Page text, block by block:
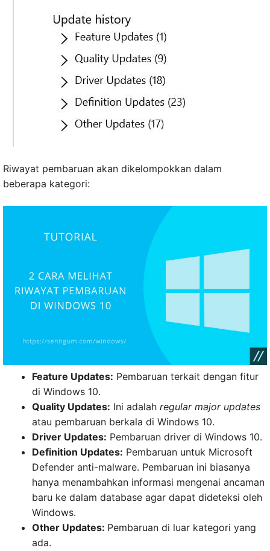
Riwayat pembaruan akan dikelompokkan dalam
beberapa kategori:
Feature Updates: Pembaruan terkait dengan fitur
di Windows 10.
Quality Updates: Ini adalah regular major updates
atau pembaruan berkala di Windows 10.
Driver Updates: Pembaruan driver di Windows 10.
Definition Updates: Pembaruan untuk Microsoft
Defender anti-malware. Pembaruan ini biasanya
hanya menambahkan informasi mengenai ancaman
baru ke dalam database agar dapat dideteksi oleh
Windows.
Other Updates: Pembaruan di luar kategori yang
ada.